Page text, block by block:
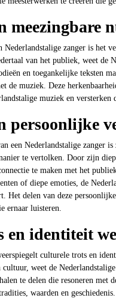
meezingbare
Nederlandstalige zanger is het
van het publiek, weet de
en toegankelijke teksten
de muziek. Deze
muziek en versterken
persoonlijke
een Nederlandstalige zanger
te vertolken. Door zijn
te maken met het
of diepe emoties, de
Het delen van deze
ernaar luisteren.
en identiteit
culturele trots en
weet de
te delen die resoneren met
waarden en